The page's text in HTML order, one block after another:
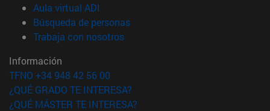
Aula virtual ADI
Búsqueda de personas(abre en nueva ventana)
Trabaja con nosotros(abre en nueva ventana)
Información
TFNO +34 948 42 56 00
¿QUÉ GRADO TE INTERESA?
¿QUÉ MÁSTER TE INTERESA?